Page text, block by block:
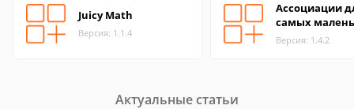
Juicy Math
Версия: 1.1.4
Ассоциации
самых
Версия: 1.4.2
Актуальные статьи